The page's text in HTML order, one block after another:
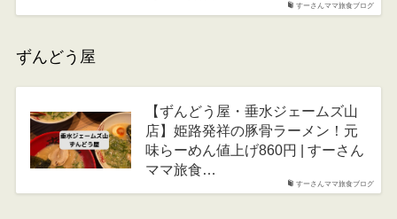
すーさんママ旅食ブログ
ずんどう屋
すーさんママ旅食ブログ
【ずんどう屋・垂水ジェームズ山
店】姫路発祥の豚骨ラーメン！元
味らーめん値上げ860円 | すーさん
ママ旅食…